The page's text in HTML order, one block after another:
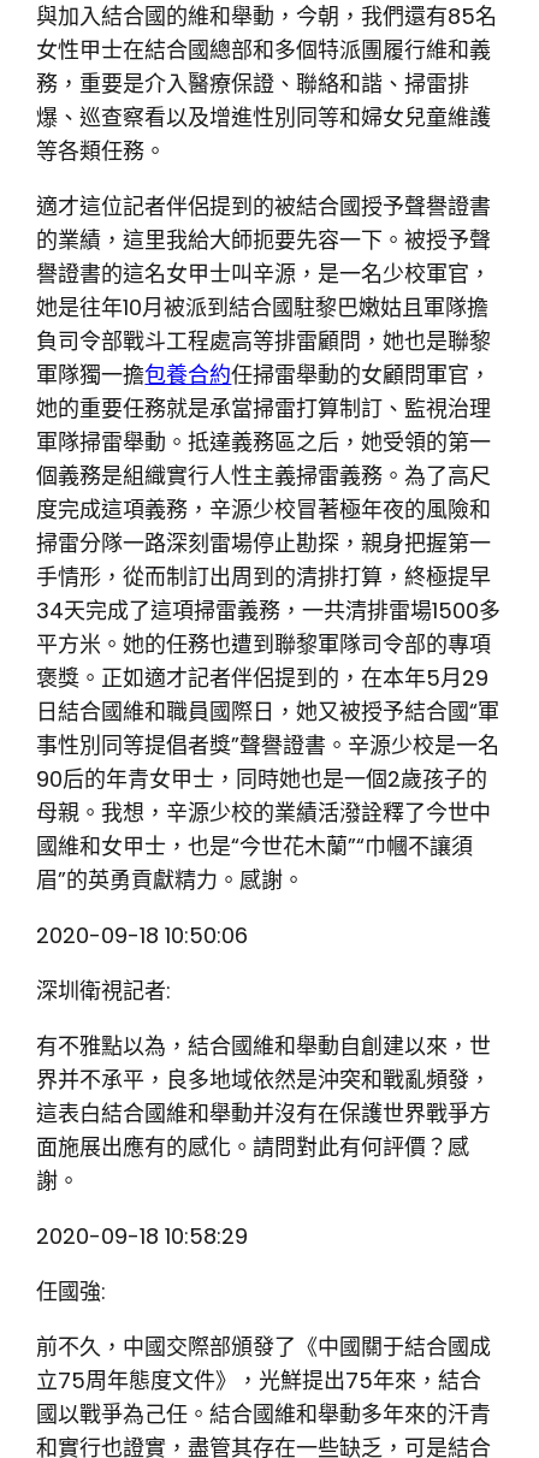
與加入結合國的維和舉動，今朝，我們還有85名
女性甲士在結合國總部和多個特派團履行維和義
務，重要是介入醫療保證、聯絡和諧、掃雷排
爆、巡查察看以及增進性別同等和婦女兒童維護
等各類任務。
適才這位記者伴侶提到的被結合國授予聲譽證書
的業績，這里我給大師扼要先容一下。被授予聲
譽證書的這名女甲士叫辛源，是一名少校軍官，
她是往年10月被派到結合國駐黎巴嫩姑且軍隊擔
負司令部戰斗工程處高等排雷顧問，她也是聯黎
軍隊獨一擔包養合約任掃雷舉動的女顧問軍官，
她的重要任務就是承當掃雷打算制訂、監視治理
軍隊掃雷舉動。抵達義務區之后，她受領的第一
個義務是組織實行人性主義掃雷義務。為了高尺
度完成這項義務，辛源少校冒著極年夜的風險和
掃雷分隊一路深刻雷場停止勘探，親身把握第一
手情形，從而制訂出周到的清排打算，終極提早
34天完成了這項掃雷義務，一共清排雷場1500多
平方米。她的任務也遭到聯黎軍隊司令部的專項
褒獎。正如適才記者伴侶提到的，在本年5月29
日結合國維和職員國際日，她又被授予結合國“軍
事性別同等提倡者獎”聲譽證書。辛源少校是一名
90后的年青女甲士，同時她也是一個2歲孩子的
母親。我想，辛源少校的業績活潑詮釋了今世中
國維和女甲士，也是“今世花木蘭”“巾幗不讓須
眉”的英勇貢獻精力。感謝。
2020-09-18 10:50:06
深圳衛視記者:
有不雅點以為，結合國維和舉動自創建以來，世
界并不承平，良多地域依然是沖突和戰亂頻發，
這表白結合國維和舉動并沒有在保護世界戰爭方
面施展出應有的感化。請問對此有何評價？感
謝。
2020-09-18 10:58:29
任國強:
前不久，中國交際部頒發了《中國關于結合國成
立75周年態度文件》，光鮮提出75年來，結合
國以戰爭為己任。結合國維和舉動多年來的汗青
和實行也證實，盡管其存在一些缺乏，可是結合